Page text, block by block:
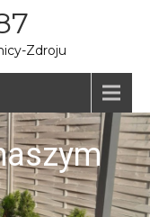
Zdroju